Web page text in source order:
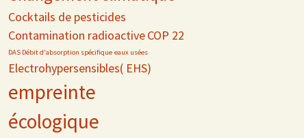
Cocktails de pesticides
Contamination radioactiveCOP 22
DAS Débit d'absorption spécifique eaux usées
Electrohypersensibles( EHS)
empreinte
écologique